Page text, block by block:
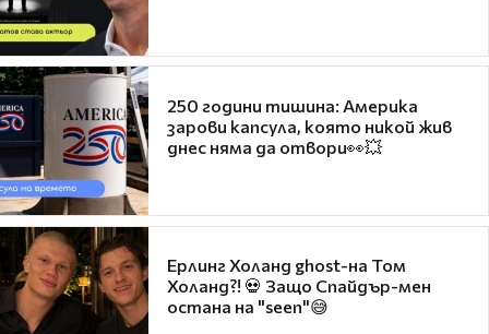
250 години тишина: Америка
зарови капсула, която никой жив
днес няма да отвори👀💥
Ерлинг Холанд ghost-на Том
Холанд?! 💀 Защо Спайдър-мен
остана на "seen"😅